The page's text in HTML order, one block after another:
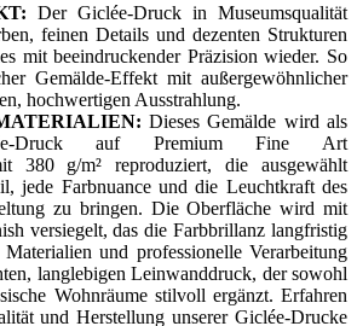
Der Giclée-Druck in Museumsqualität
feinen Details und dezenten Strukturen
mit beeindruckender Präzision wieder. So
Gemälde-Effekt mit außergewöhnlicher
hochwertigen Ausstrahlung.
Dieses Gemälde wird als
Druck auf Premium Fine Art
380 g/m² reproduziert, die ausgewählt
jede Farbnuance und die Leuchtkraft des
zu bringen. Die Oberfläche wird mit
versiegelt, das die Farbbrillanz langfristig
und professionelle Verarbeitung
langlebigen Leinwanddruck, der sowohl
Wohnräume stilvoll ergänzt. Erfahren
und Herstellung unserer Giclée-Drucke